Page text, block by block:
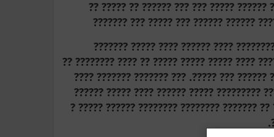
???? ???? ???????? ?????? ?? ????
???????? ??????? ?????? ????????
??? ??? ????? ???? ???? ?? ??????
????????? ??? ???????? ???? ????? ???
?????? ???? ??? ??? ??????? ???????
??????? ????? ?? ????? ???
????? ??????
???????? ??????? ??????? ??????? ?? ????